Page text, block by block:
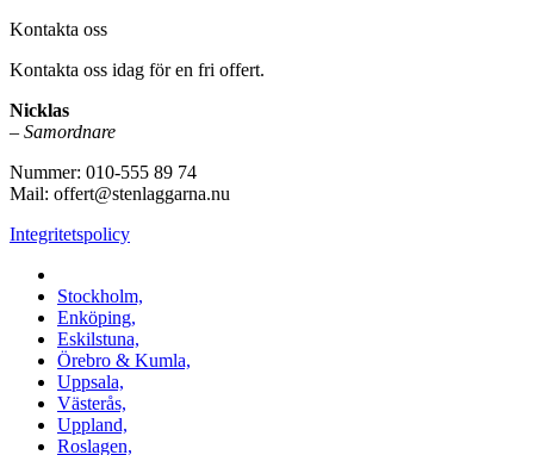
Kontakta oss
Kontakta oss idag för en fri offert.
Nicklas
– Samordnare
Nummer: 010-555 89 74
Mail: offert@stenlaggarna.nu
Integritetspolicy
Stockholm,
Enköping,
Eskilstuna,
Örebro & Kumla,
Uppsala,
Västerås,
Uppland,
Roslagen,